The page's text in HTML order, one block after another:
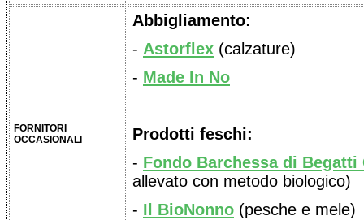
FORNITORI
OCCASIONALI
Abbigliamento:
- Astorflex (calzature)
- Made In No
Prodotti feschi:
- Fondo Barchessa di Begatti
allevato con metodo biologico)
- Il BioNonno (pesche e mele)